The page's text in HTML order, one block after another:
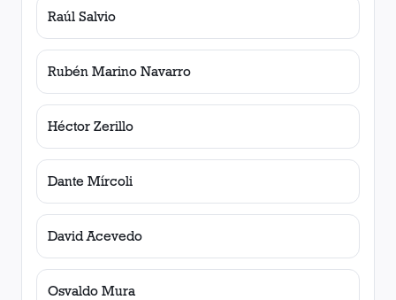
Raúl Salvio
Rubén Marino Navarro
Héctor Zerillo
Dante Mírcoli
David Acevedo
Osvaldo Mura